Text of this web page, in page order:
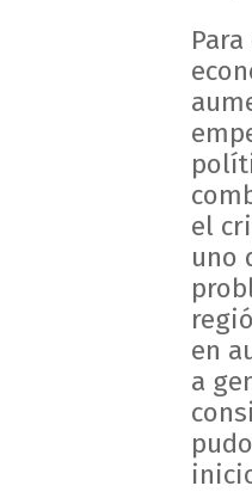
el
uno
en
a